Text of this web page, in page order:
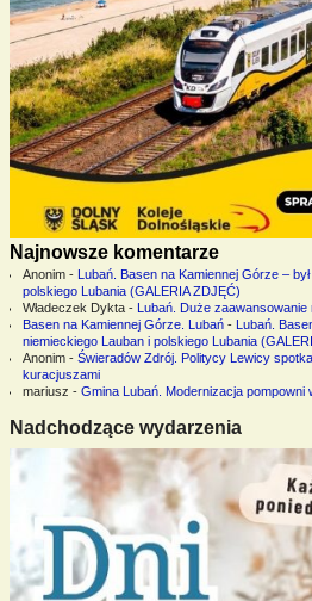
Najnowsze komentarze
Anonim- Lubań. Basen na Kamiennej Górze –
polskiego Lubania (GALERIA ZDJĘĆ)
Władeczek Dykta- Lubań. Duże
Basen na Kamiennej Górze. Lubań- Lubań.
niemieckiego Lauban i polskiego Lubania
Anonim- Świeradów Zdrój. Politycy Lewicy
kuracjuszami
mariusz - Gmina Lubań. Modernizacja
Nadchodzące wydarzenia